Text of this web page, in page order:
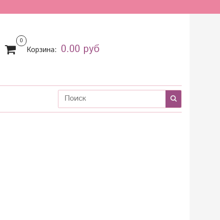
0
Корзина: 0.00 руб